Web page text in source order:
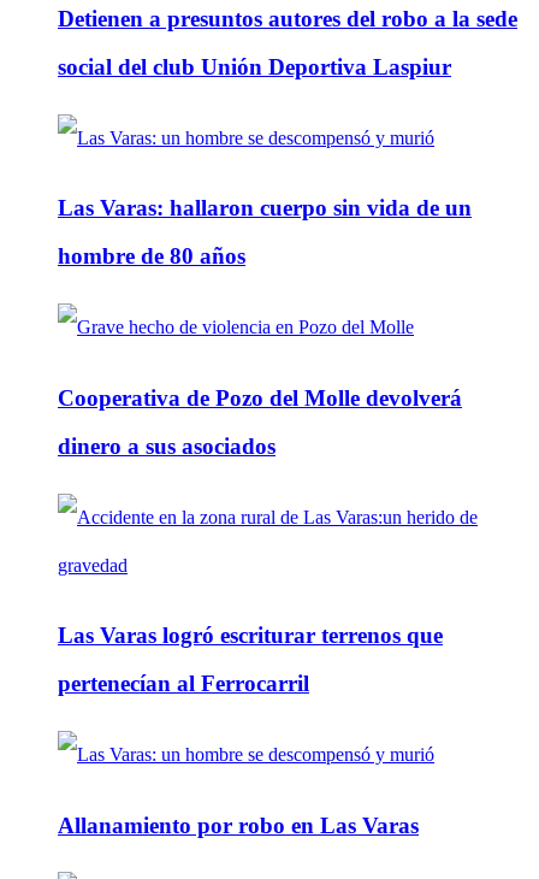
Detienen a presuntos autores del robo a la sede
social del club Unión Deportiva Laspiur
Las Varas: hallaron cuerpo sin vida de un
hombre de 80 años
Cooperativa de Pozo del Molle devolverá
dinero a sus asociados
Las Varas logró escriturar terrenos que
pertenecían al Ferrocarril
Allanamiento por robo en Las Varas